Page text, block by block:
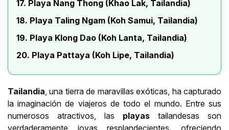
17. Playa Nang Thong (Khao Lak, Tailandia)
18. Playa Taling Ngam (Koh Samui, Tailandia)
19. Playa Klong Dao (Koh Lanta, Tailandia)
20. Playa Pattaya (Koh Lipe, Tailandia)
Tailandia, una tierra de maravillas exóticas, ha capturado
la imaginación de viajeros de todo el mundo. Entre sus
numerosos atractivos, las playas tailandesas son